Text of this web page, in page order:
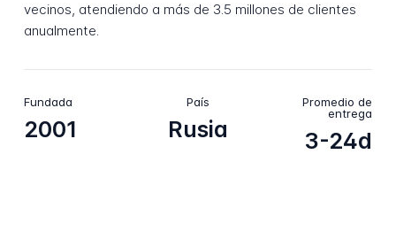
vecinos, atendiendo a más de 3.5 millones de clientes
anualmente.
Fundada
2001
País
Rusia
Promedio de
entrega
3-24d